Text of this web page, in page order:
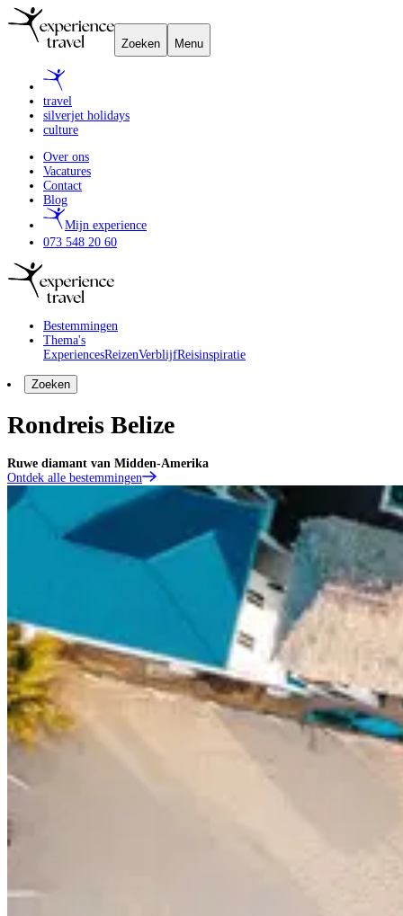
Zoeken Menu
travel
silverjet holidays
culture
Over ons
Vacatures
Contact
Blog
Mijn experience
073 548 20 60
Bestemmingen
Thema's
ExperiencesReizenVerblijfReisinspiratie
Zoeken
Rondreis Belize
Ruwe diamant van Midden-Amerika
Ontdek alle bestemmingen